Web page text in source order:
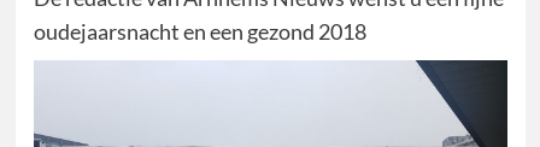
oudejaarsnacht en een gezond 2018